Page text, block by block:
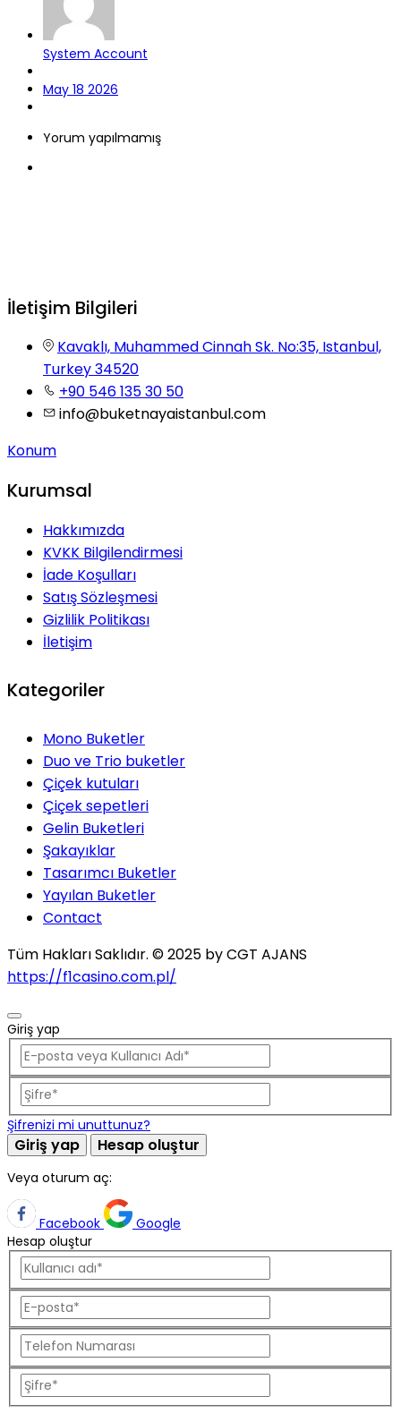
System Account
May 18 2026
Yorum yapılmamış
İletişim Bilgileri
Kavaklı, Muhammed Cinnah Sk. No:35, Istanbul,
Turkey 34520
+90 546 135 30 50
info@buketnayaistanbul.com
Konum
Kurumsal
Hakkımızda
KVKK Bilgilendirmesi
İade Koşulları
Satış Sözleşmesi
Gizlilik Politikası
İletişim
Kategoriler
Mono Buketler
Duo ve Trio buketler
Çiçek kutuları
Çiçek sepetleri
Gelin Buketleri
Şakayıklar
Tasarımcı Buketler
Yayılan Buketler
Contact
Tüm Hakları Saklıdır. © 2025 byCGT AJANS
https://f1casino.com.pl/
Giriş yap
Şifrenizi mi unuttunuz?
Giriş yap Hesap oluştur
Veya oturum aç:
Facebook
Google
Hesap oluştur